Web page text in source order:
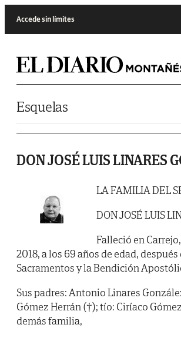
Accede sin límites
Esquelas
DON JOSÉ LUIS LINARES
LA FAMILIA DEL
DON JOSÉ LUIS
Falleció en
2018, a los 69 años de edad,
Sacramentos y la Bendición
Sus padres: Antonio Linares
Gómez Herrán (†); tío: Ciríaco
demás familia,